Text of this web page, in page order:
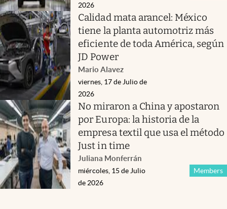
2026
Calidad mata arancel: México
tiene la planta automotriz más
eficiente de toda América, según
JD Power
Mario Alavez
viernes, 17 de Julio de
2026
No miraron a China y apostaron
por Europa: la historia de la
empresa textil que usa el método
Just in time
Juliana Monferrán
Members
miércoles, 15 de Julio
de 2026